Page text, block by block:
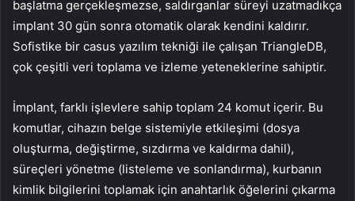
başlatma gerçekleşmezse, saldırganlar süreyi uzatmadıkça
implant 30 gün sonra otomatik olarak kendini kaldırır.
Sofistike bir casus yazılım tekniği ile çalışan TriangleDB,
çok çeşitli veri toplama ve izleme yeteneklerine sahiptir.
İmplant, farklı işlevlere sahip toplam 24 komut içerir. Bu
komutlar, cihazın belge sistemiyle etkileşimi (dosya
oluşturma, değiştirme, sızdırma ve kaldırma dahil),
süreçleri yönetme (listeleme ve sonlandırma), kurbanın
kimlik bilgilerini toplamak için anahtarlık öğelerini çıkarma